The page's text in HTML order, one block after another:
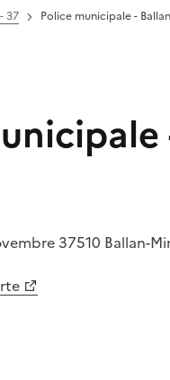
37 Police municipale -
37510 Ballan-